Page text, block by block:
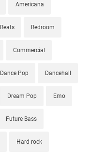
Americana
Beats Bedroom
Commercial
Dance Pop Dancehall
Dream Pop Emo
Future Bass
Hard rock